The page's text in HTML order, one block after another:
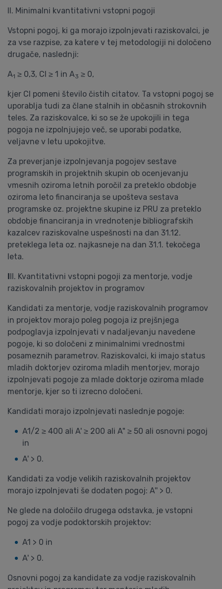
II. Minimalni kvantitativni vstopni pogoji
Vstopni pogoj, ki ga morajo izpolnjevati raziskovalci, je
za vse razpise, za katere v tej metodologiji ni določeno
drugače, naslednji:
A1 ≥ 0,3, CI ≥ 1 in A3 ≥ 0,
kjer CI pomeni število čistih citatov. Ta vstopni pogoj se
uporablja tudi za člane stalnih in občasnih strokovnih
teles. Za raziskovalce, ki so se že upokojili in tega
pogoja ne izpolnjujejo več, se uporabi podatke,
veljavne v letu upokojitve.
Za preverjanje izpolnjevanja pogojev sestave
programskih in projektnih skupin ob ocenjevanju
vmesnih oziroma letnih poročil za preteklo obdobje
oziroma leto financiranja se upošteva sestava
programske oz. projektne skupine iz PRU za preteklo
obdobje financiranja in vrednotenje bibliografskih
kazalcev raziskovalne uspešnosti na dan 31.12.
preteklega leta oz. najkasneje na dan 31.1. tekočega
leta.
III. Kvantitativni vstopni pogoji za mentorje, vodje
raziskovalnih projektov in programov
Kandidati za mentorje, vodje raziskovalnih programov
in projektov morajo poleg pogoja iz prejšnjega
podpoglavja izpolnjevati v nadaljevanju navedene
pogoje, ki so določeni z minimalnimi vrednostmi
posameznih parametrov. Raziskovalci, ki imajo status
mladih doktorjev oziroma mladih mentorjev, morajo
izpolnjevati pogoje za mlade doktorje oziroma mlade
mentorje, kjer so ti izrecno določeni.
Kandidati morajo izpolnjevati naslednje pogoje:
A1/2 ≥ 400 ali A' ≥ 200 ali A" ≥ 50 ali osnovni pogoj
in
A' > 0.
Kandidati za vodje velikih raziskovalnih projektov
morajo izpolnjevati še dodaten pogoj: A'' > 0.
Ne glede na določilo drugega odstavka, je vstopni
pogoj za vodje podoktorskih projektov:
A1 > 0 in
A' > 0.
Osnovni pogoj za kandidate za vodje raziskovalnih